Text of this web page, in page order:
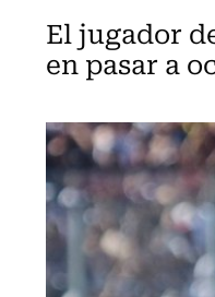
El jugador
en pasar a